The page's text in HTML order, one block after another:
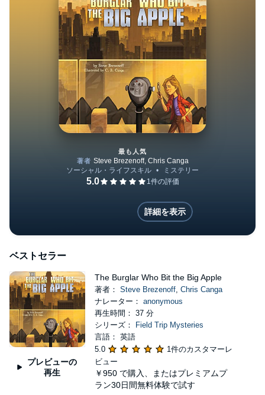
The Burglar Who Bit the Big
最も人気
詳細を表示
ベストセラー
プレビューの
再生
The Burglar Who Bit the Big Apple
著者： Steve Brezenoff, Chris Canga
ナレーター： anonymous
再生時間： 37 分
シリーズ：
Field Trip Mysteries
言語： 英語
5.0
1件のカスタマーレ
ビュー
￥950 で購入、またはプレミアムプ
ラン30日間無料体験で試す